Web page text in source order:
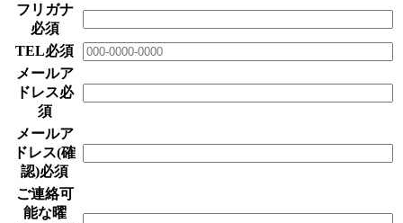
フリガナ
必須
TEL必須
メールア
ドレス必
須
メールア
ドレス(確
認)必須
ご連絡可
能な曜